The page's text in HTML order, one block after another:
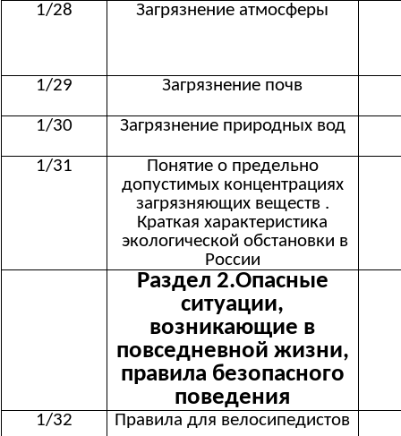
1/28 Загрязнение атмосферы
1/29 Загрязнение почв
1/30 Загрязнение природных вод
1/31
Понятие о предельно
допустимых концентрациях
загрязняющих веществ .
Краткая характеристика
экологической обстановки в
России
Раздел 2.Опасные
ситуации,
возникающие в
повседневной жизни,
правила безопасного
поведения
1/32 Правила для велосипедистов